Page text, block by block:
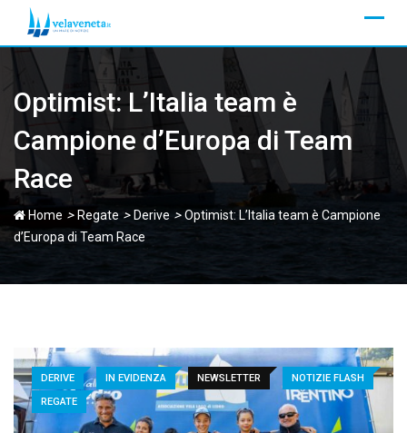
content
Optimist: L’Italia team è
Campione d’Europa di Team
Race
Home > Regate > Derive >Optimist: L’Italia team è Campione
d’Europa di Team Race
DERIVE IN EVIDENZA NEWSLETTER
NOTIZIE FLASH
REGATE